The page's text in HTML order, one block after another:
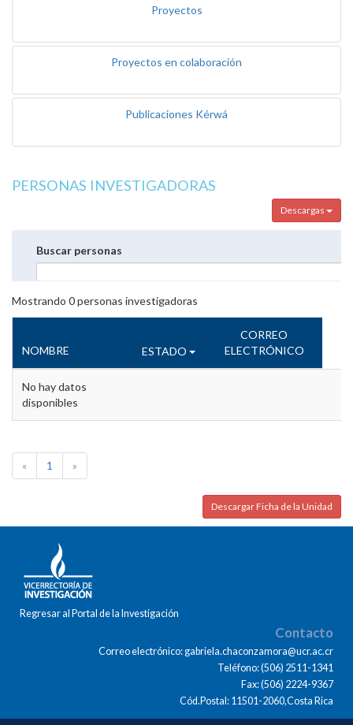
Proyectos
Proyectos en colaboración
Publicaciones Kérwá
PERSONAS INVESTIGADORAS
Descargas
Buscar personas
Mostrando 0personas investigadoras
NOMBRE ESTADO
CORREO
ELECTRÓNICO
No hay datos
disponibles
« 1 »
Descargar Ficha de la Unidad
Regresar al Portal de la Investigación
Contacto
Correo electrónico: gabriela.chaconzamora@ucr.ac.cr
Teléfono: (506) 2511-1341
Fax: (506) 2224-9367
Cód.Postal: 11501-2060,Costa Rica